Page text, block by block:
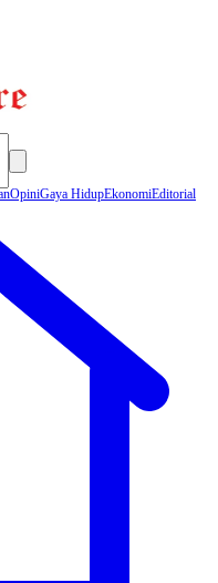
OpiniGaya HidupEkonomiEditorial